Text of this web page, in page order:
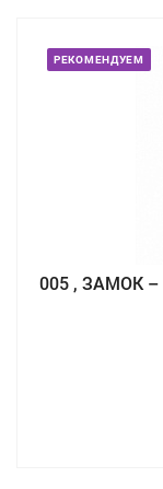
РЕКОМЕНДУЕМ
005 , ЗАМОК